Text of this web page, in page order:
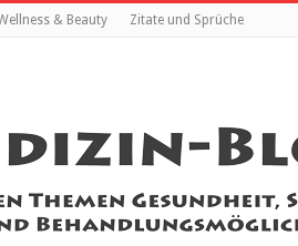
& Beauty Zitate und Sprüche